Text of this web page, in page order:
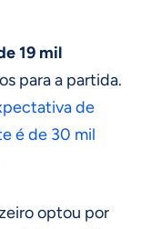
19 mil
para a partida.
de
é de 30 mil
optou por